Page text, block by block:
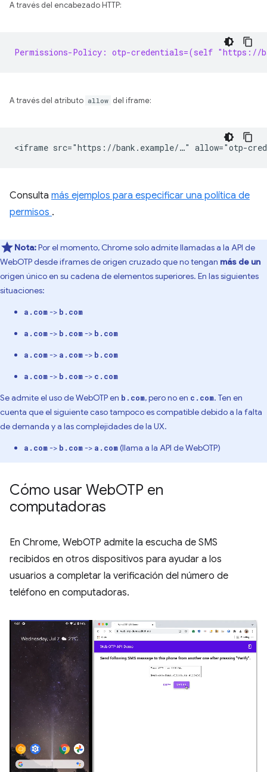
A través del encabezado HTTP:
Permissions-Policy: otp-credentials=(self "https://
A través del atributo allow del iframe:
Consulta más ejemplos para especificar una política de
permisos .
Nota:Por el momento, Chrome solo admite llamadas a la API de
WebOTP desde iframes de origen cruzado que no tengan más de un
origen único en su cadena de elementos superiores. En las siguientes
situaciones:
a.com-> b.com
a.com-> b.com-> b.com
a.com-> a.com-> b.com
a.com-> b.com-> c.com
Se admite el uso de WebOTP en b.com, pero no en c.com. Ten en
cuenta que el siguiente caso tampoco es compatible debido a la falta
de demanda y a las complejidades de la UX.
a.com-> b.com-> a.com(llama a la API de WebOTP)
Cómo usar WebOTP en
computadoras
En Chrome, WebOTP admite la escucha de SMS
recibidos en otros dispositivos para ayudar a los
usuarios a completar la verificación del número de
teléfono en computadoras.